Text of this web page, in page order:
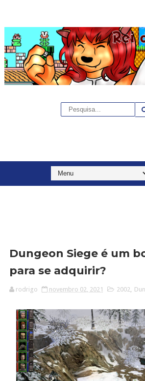
Dungeon Siege é um
para se adquirir?
rodrigo novembro 02, 2021 2002